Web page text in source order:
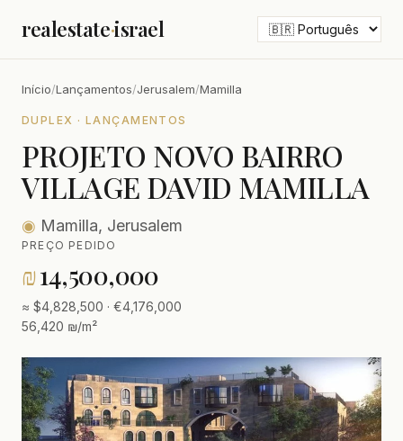
realestate·israel
Início/Lançamentos/Jerusalem/Mamilla
DUPLEX · LANÇAMENTOS
PROJETO NOVO BAIRRO
VILLAGE DAVID MAMILLA
◉ Mamilla, Jerusalem
PREÇO PEDIDO
₪14,500,000
≈ $4,828,500 · €4,176,000
56,420 ₪/m²